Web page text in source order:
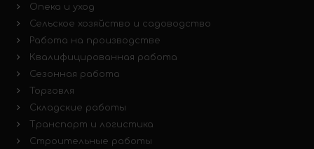
Опека и уход
Сельское хозяйство и садоводство
Работа на производстве
Квалифицированная работа
Сезонная работа
Торговля
Складские работы
Транспорт и логистика
Строительные работы